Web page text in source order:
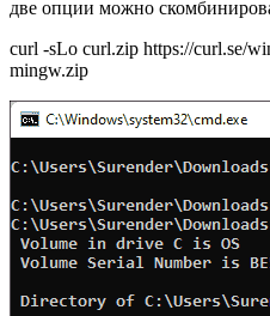
две опции можно
curl -sLo curl.zip https://curl.se/
mingw.zip